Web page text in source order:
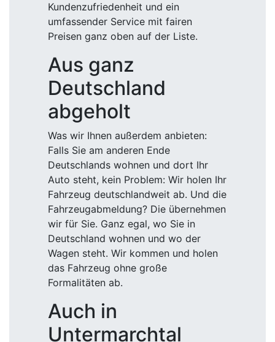
Kundenzufriedenheit und ein
umfassender Service mit fairen
Preisen ganz oben auf der Liste.
Aus ganz
Deutschland
abgeholt
Was wir Ihnen außerdem anbieten:
Falls Sie am anderen Ende
Deutschlands wohnen und dort Ihr
Auto steht, kein Problem: Wir holen Ihr
Fahrzeug deutschlandweit ab. Und die
Fahrzeugabmeldung? Die übernehmen
wir für Sie. Ganz egal, wo Sie in
Deutschland wohnen und wo der
Wagen steht. Wir kommen und holen
das Fahrzeug ohne große
Formalitäten ab.
Auch in
Untermarchtal